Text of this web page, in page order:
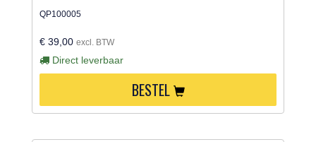
QP100005
€ 39,00 excl. BTW
Direct leverbaar
BESTEL